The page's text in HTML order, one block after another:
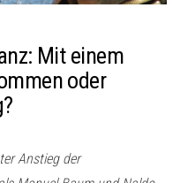
Mit einem
oder
Anstieg der